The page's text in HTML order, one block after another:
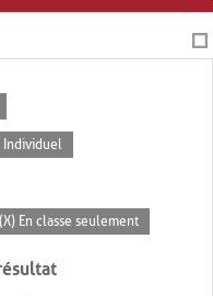
Individuel
(X) En classe seulement